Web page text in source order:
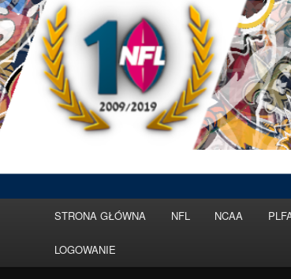
Przeskocz
do
Przeskocz
do
STRONA GŁÓWNA NFL NCAA
LOGOWANIE